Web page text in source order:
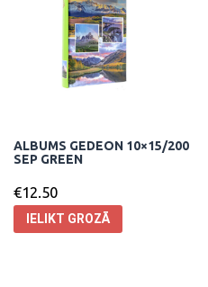
ALBUMS GEDEON 10×15/200
SEP GREEN
€12.50
IELIKT GROZĀ